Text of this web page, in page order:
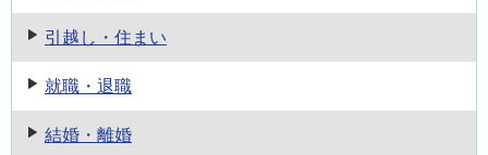
引越し・住まい
就職・退職
結婚・離婚